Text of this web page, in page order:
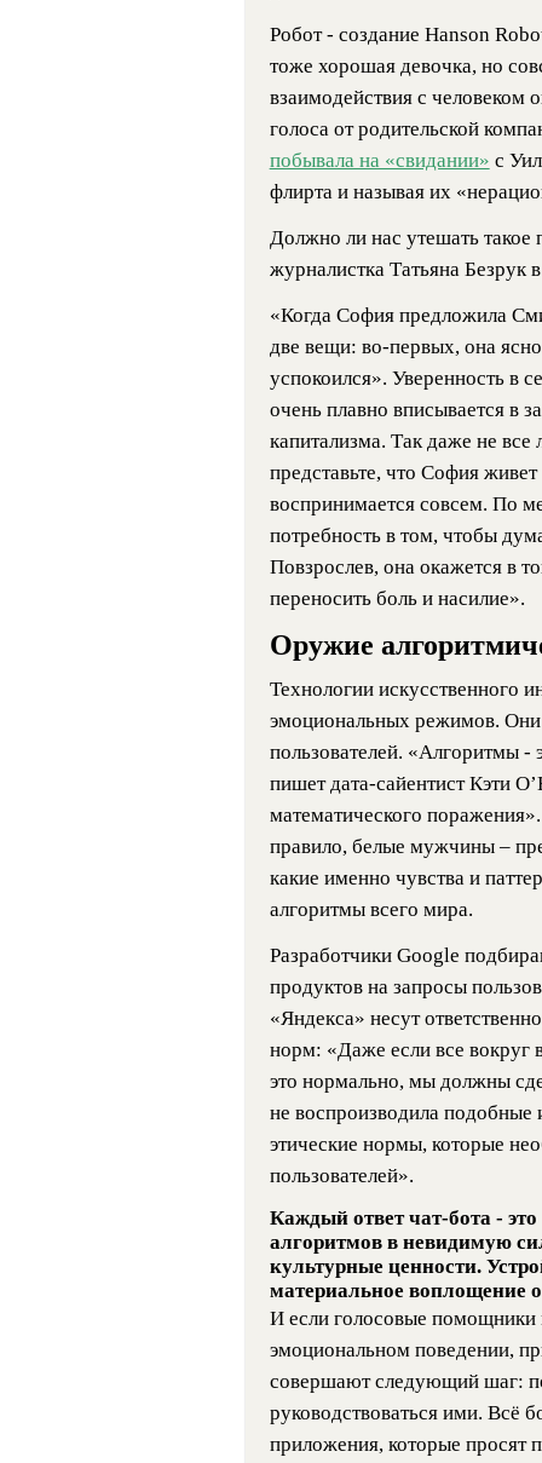
Робот - создание Hanson
тоже хорошая девочка, но
взаимодействия с человеком
голоса от родительской
побывала на «свидании» с
флирта и называя их
Должно ли нас утешать
журналистка Татьяна Безрук
«Когда София предложила
две вещи: во-первых, она
успокоился». Уверенность в
очень плавно вписывается в
капитализма. Так даже не
представьте, что София
воспринимается совсем. По
потребность в том, чтобы
Повзрослев, она окажется в
переносить боль и насилие».
Оружие
Технологии искусственного
эмоциональных режимов. Они
пользователей. «Алгоритмы
пишет дата-сайентист Кэти
математического
правило, белые мужчины –
какие именно чувства и
алгоритмы всего мира.
Разработчики Google
продуктов на запросы
«Яндекса» несут
норм: «Даже если все вокруг
это нормально, мы должны
не воспроизводила
этические нормы, которые
пользователей».
Каждый ответ чат-бота -
алгоритмов в невидимую
культурные ценности.
материальное воплощение
И если голосовые помощники
эмоциональном поведении,
совершают следующий шаг:
руководствоваться ими. Всё
приложения, которые просят